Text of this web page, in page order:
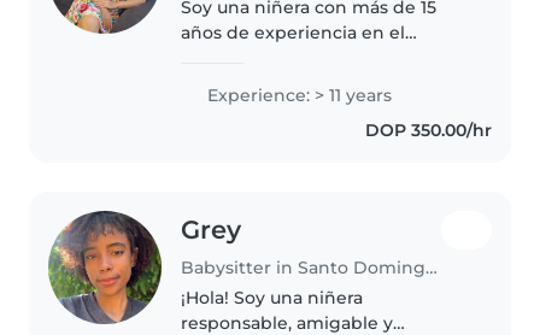
Soy una niñera con más de 15
años de experiencia en el
con el bienestar, la seguridad y
el desarrollo integral de los
niños. Cuento con experiencia
Experience: > 11 years
DOP 350.00/hr
Grey
Babysitter in Santo Domingo Este
¡Hola! Soy una niñera
responsable, amigable y